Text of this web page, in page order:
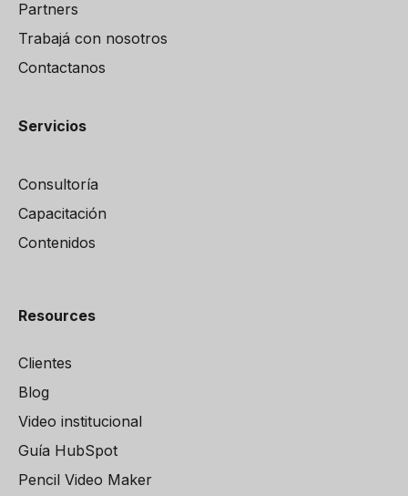
Partners
Trabajá con nosotros
Contactanos
Servicios
Consultoría
Capacitación
Contenidos
Resources
Clientes
Blog
Video institucional
Guía HubSpot
Pencil Video Maker